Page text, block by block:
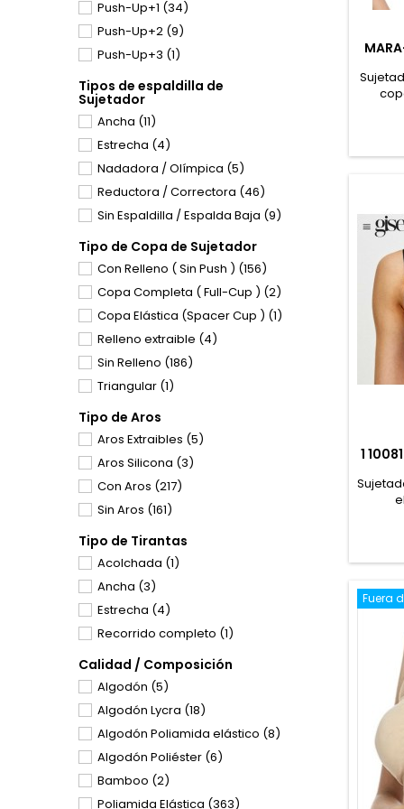
80-C(1)
85-C(60)
90-C(154)
100-C(158)
105-C(152)
110-C(139)
115-C(83)
120-C(53)
125-C(15)
130-C(6)
135-C(2)
80-D(1)
85-D(21)
90-D(56)
95-D(51)
100-D(48)
110-D (28)
(4)
135-D(2)
80-E(1)
85-E(6)
90-E(10)
95-E(10)
100-E (8)
105-E(5)
110-E(5)
115-E(3)
100-F(1)
A(9)
B(9)
Mastectomia(3)
Mayor Capacidad
Multiposición(4)
Protésico(1)
Push-Up
Reductor(63)
Relleno ( Sin Push )
Sin Aros(3)
Sin Costuras(8)
Sin Relleno(3)
Sin Tirantas (2)
Triangular(7)
Push-Up+1 (34)
Push-Up+2 (9)
Push-Up+3 (1)
Tipos de espaldilla de
Sujetador
Ancha (11)
Estrecha (4)
Nadadora / Olímpica (5)
Reductora / Correctora (46)
Sin Espaldilla / Espalda Baja (9)
Tipo de Copa de Sujetador
Con Relleno ( Sin Push ) (156)
Copa Completa ( Full-Cup ) (2)
Copa Elástica (Spacer Cup ) (1)
Relleno extraible (4)
Sin Relleno (186)
Triangular (1)
Tipo de Aros
Aros Extraibles (5)
Aros Silicona (3)
Con Aros (217)
Sin Aros (161)
Tipo de Tirantas
Acolchada (1)
Ancha (3)
Estrecha (4)
Recorrido completo (1)
Calidad / Composición
Algodón (5)
Algodón Lycra (18)
Algodón Poliamida elástico (8)
Algodón Poliéster (6)
Bamboo (2)
Poliamida Elástica (363)
1
con
forma
y
Fuera